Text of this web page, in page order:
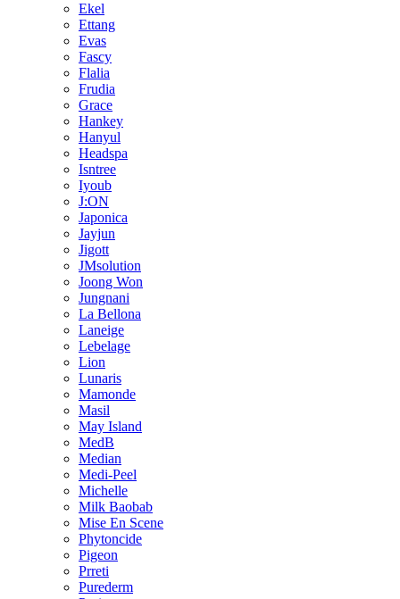
Ekel
Ettang
Evas
Fascy
Flalia
Frudia
Grace
Hankey
Hanyul
Headspa
Isntree
Iyoub
J:ON
Japonica
Jayjun
Jigott
JMsolution
Joong Won
Jungnani
La Bellona
Laneige
Lebelage
Lion
Lunaris
Mamonde
Masil
May Island
MedB
Median
Medi-Peel
Michelle
Milk Baobab
Mise En Scene
Phytoncide
Pigeon
Prreti
Purederm